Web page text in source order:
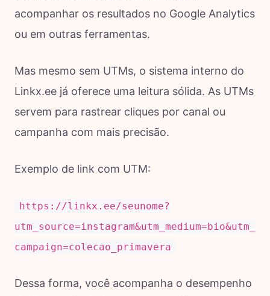
acompanhar os resultados no Google Analytics
ou em outras ferramentas.
Mas mesmo sem UTMs, o sistema interno do
Linkx.ee já oferece uma leitura sólida. As UTMs
servem para rastrear cliques por canal ou
campanha com mais precisão.
Exemplo de link com UTM:
https://linkx.ee/seunome?
utm_source=instagram&utm_medium=bio&utm_
campaign=colecao_primavera
Dessa forma, você acompanha o desempenho